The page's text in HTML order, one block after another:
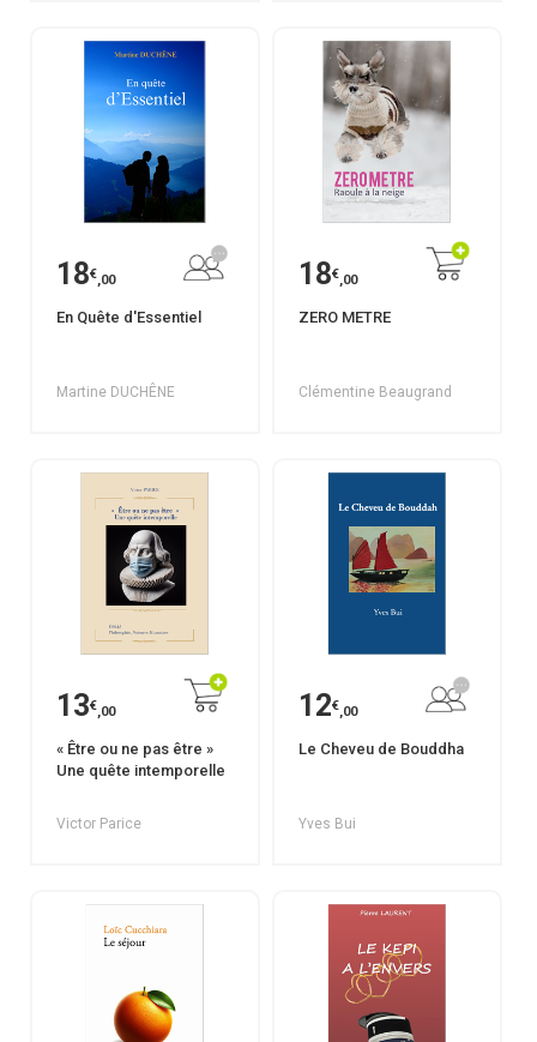
18€,00
En Quête d'Essentiel
Martine DUCHÊNE
18€,00
ZERO METRE
Clémentine Beaugrand
13€,00
« Être ou ne pas être »
Une quête intemporelle
Victor Parice
12€,00
Le Cheveu de Bouddha
Yves Bui